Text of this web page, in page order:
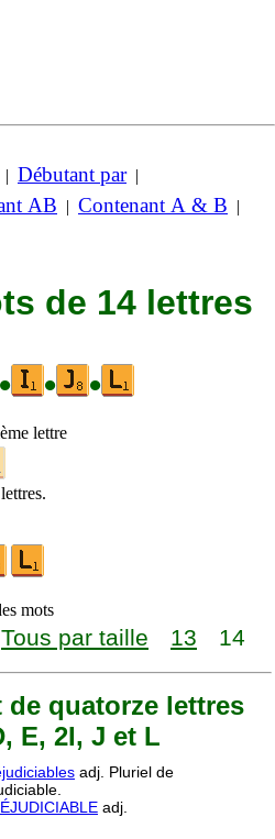
| Débutant par|
AB | Contenant A & B |
de 14 lettres
• • •
lettre
mots
Tous par taille 13 14
quatorze lettres
E, 2I, J et L
adj. Pluriel de
adj.